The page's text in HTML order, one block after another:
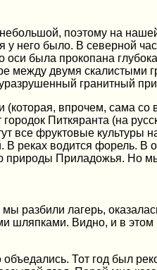
поэтому на
него было. В северной
оси была прокопана
между двумя
гранитный
впрочем, сама
Питкяранта (на
все фруктовые
В реках водится форель.
Приладожья. Но
разбили лагерь,
шляпками. Видно, и в
Тот год был